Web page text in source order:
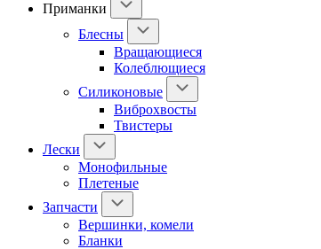
Приманки
Блесны
Вращающиеся
Колеблющиеся
Силиконовые
Виброхвосты
Твистеры
Лески
Монофильные
Плетеные
Запчасти
Вершинки, комели
Бланки